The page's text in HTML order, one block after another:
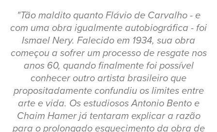
"Tão maldito quanto Flávio de Carvalho - e
com uma obra igualmente autobiográfica - foi
Ismael Nery. Falecido em 1934, sua obra
começou a sofrer um processo de resgate nos
anos 60, quando finalmente foi possível
conhecer outro artista brasileiro que
propositadamente confundiu os limites entre
arte e vida. Os estudiosos Antonio Bento e
Chaim Hamer já tentaram explicar a razão
para o prolongado esquecimento da obra de